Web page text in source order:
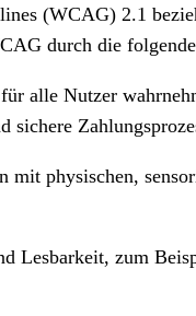
(WCAG) 2.1
durch die
alle Nutzer
mit physischen,
Lesbarkeit, zum